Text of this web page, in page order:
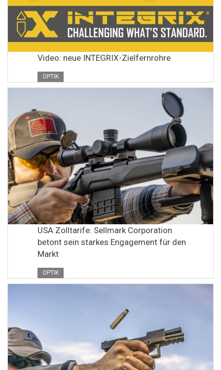
Video: neue INTEGRIX-Zielfernrohre
OPTIK
USA Zolltarife: Sellmark Corporation
betont sein starkes Engagement für den
Markt
OPTIK